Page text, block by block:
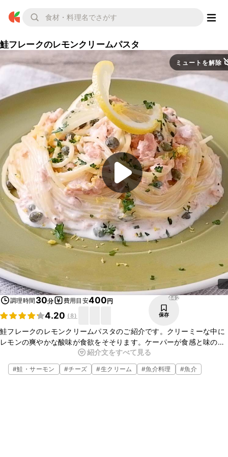
鮭フレークのレモンクリームパスタ
ミュートを解除
調理時間 30分 費用目安400円
4.20 (8)
442
保存
鮭フレークのレモンクリームパスタのご紹介です。クリーミーな中に
レモンの爽やかな酸味が食欲をそそります。ケーパーが食感と味のア
クセントになりおいしいですよ。鮭フレークを使って簡単に作ること
ができるので、ぜひ作ってみてくださいね。
紹介文をすべて見る
#鮭・サーモン #チーズ #生クリーム #魚介料理 #魚介